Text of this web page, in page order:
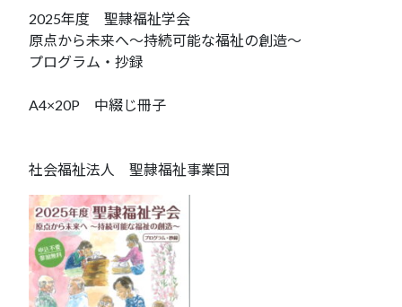
2025年度 聖隷福祉学会
原点から未来へ～持続可能な福祉の創造～
プログラム・抄録
A4×20P 中綴じ冊子
社会福祉法人 聖隷福祉事業団